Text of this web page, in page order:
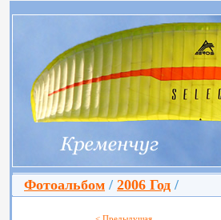
Фотоальбом / 2006 Год /